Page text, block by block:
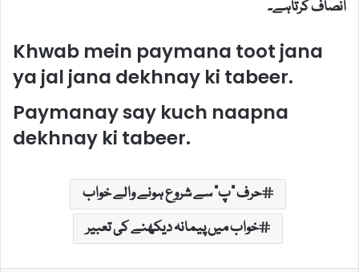
انصاف کرتاہے۔
Khwab mein paymana toot jana
ya jal jana dekhnay ki tabeer.
Paymanay say kuch naapna
dekhnay ki tabeer.
حرف "پ" سے شروع ہونے والے خواب
خواب میں پیمانہ دیکھنے کی تعبیر